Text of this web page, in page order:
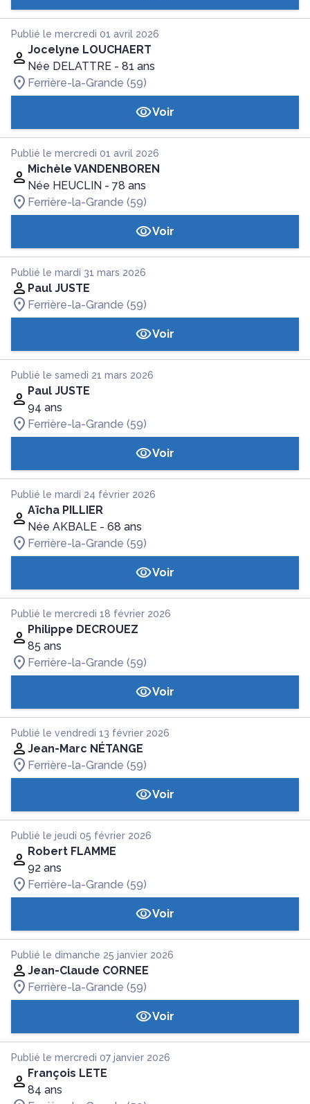
Publié le mercredi 01 avril 2026
Jocelyne LOUCHAERT
Née DELATTRE - 81 ans
Ferrière-la-Grande (59)
Voir
Publié le mercredi 01 avril 2026
Michèle VANDENBOREN
Née HEUCLIN - 78 ans
Ferrière-la-Grande (59)
Voir
Publié le mardi 31 mars 2026
Paul JUSTE
Ferrière-la-Grande (59)
Voir
Publié le samedi 21 mars 2026
Paul JUSTE
94 ans
Ferrière-la-Grande (59)
Voir
Publié le mardi 24 février 2026
Aïcha PILLIER
Née AKBALE - 68 ans
Ferrière-la-Grande (59)
Voir
Publié le mercredi 18 février 2026
Philippe DECROUEZ
85 ans
Ferrière-la-Grande (59)
Voir
Publié le vendredi 13 février 2026
Jean-Marc NÉTANGE
Ferrière-la-Grande (59)
Voir
Publié le jeudi 05 février 2026
Robert FLAMME
92 ans
Ferrière-la-Grande (59)
Voir
Publié le dimanche 25 janvier 2026
Jean-Claude CORNEE
Ferrière-la-Grande (59)
Voir
Publié le mercredi 07 janvier 2026
François LETE
84 ans